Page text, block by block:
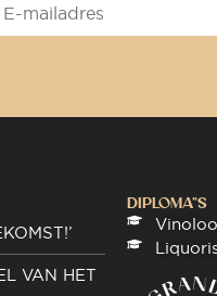
VAN HET
DIPLOMA"S